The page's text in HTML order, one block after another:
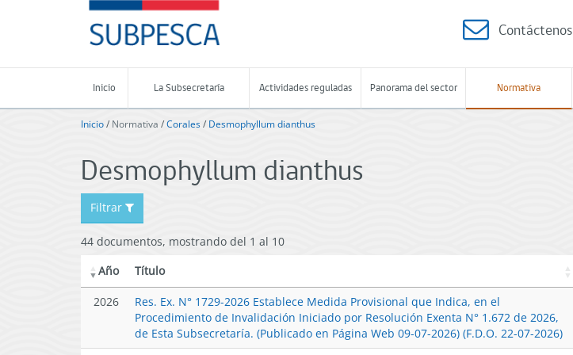
-
Subsecretaría
de
Pesca
Acuicultura
-
de
Chile
Contáctenos
Inicio La Subsecretaría Actividades reguladas Panorama del sector Normativa
Inicio/ Normativa /Corales/ Desmophyllum dianthus
Desmophyllum dianthus
Filtrar
44 documentos, mostrando del 1 al 10
Año
Título
2026
Res. Ex. N° 1729-2026 Establece Medida Provisional que Indica, en el
Procedimiento de Invalidación Iniciado por Resolución Exenta N° 1.672 de 2026,
de Esta Subsecretaría. (Publicado en Página Web 09-07-2026) (F.D.O. 22-07-2026)